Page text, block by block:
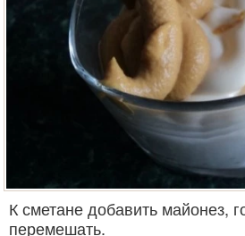
К сметане добавить майонез,
перемешать.